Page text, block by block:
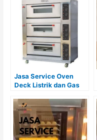
Jasa Service Oven
Deck Listrik dan Gas